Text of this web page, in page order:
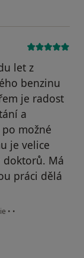
let z
benzinu
je radost
a
možné
je velice
doktorů. Má
práci dělá
• •